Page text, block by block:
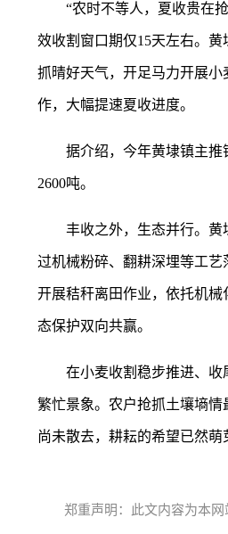
“农时不等人，夏收贵在
效收割窗口期仅15天左右。
抓晴好天气，开足马力开展
作，大幅提速夏收进度。
据介绍，今年黄埭镇主推
2600吨。
丰收之外，生态并行。黄
过机械粉碎、翻耕深埋等工
开展秸秆离田作业，依托机
态保护双向共赢。
在小麦收割稳步推进、收
繁忙景象。农户抢抓土壤墒
尚未散去，耕耘的希望已然萌
郑重声明：此文内容为本